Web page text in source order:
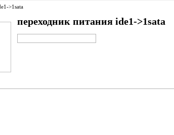
>1sata
переходник питания ide1->1sata